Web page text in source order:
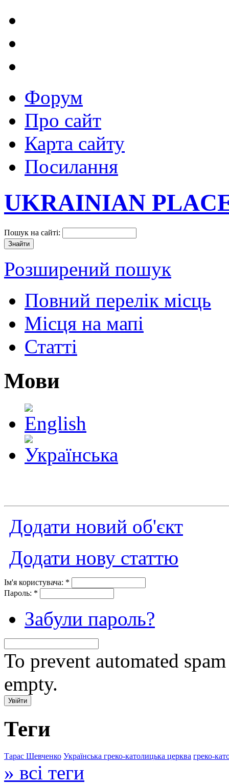
Форум
Про сайт
Карта сайту
Посилання
UKRAINIAN
Пошук на сайті:
Розширений пошук
Повний перелік місць
Місця на мапі
Статті
Мови
Додати новий об'єкт
Додати нову статтю
Ім'я користувача: *
Пароль: *
Забули пароль?
To prevent automated
empty.
Теги
Тарас Шевченко Українська греко-католицька церква греко-
» всі теги